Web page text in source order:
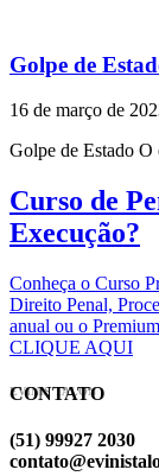
Golpe de
16 de março de
Golpe de Estado O
Curso de
Execução?
Conheça o Curso
Direito Penal,
anual ou o
CLIQUE AQUI
EVINIS TALON
CONTATO
(51) 99927 2030